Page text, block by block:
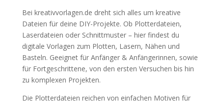
Bei kreativvorlagen.de dreht sich alles um kreative
Dateien für deine DIY-Projekte. Ob Plotterdateien,
Laserdateien oder Schnittmuster – hier findest du
digitale Vorlagen zum Plotten, Lasern, Nähen und
Basteln. Geeignet für Anfänger & Anfängerinnen, sowie
für Fortgeschrittene, von den ersten Versuchen bis hin
zu komplexen Projekten.
Die Plotterdateien reichen von einfachen Motiven für